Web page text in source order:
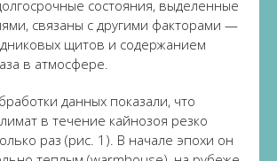
состояния, выделенные
связаны с другими факторами —
щитов и содержанием
в атмосфере.
данных показали, что
в течение кайнозоя резко
раз (рис. 1). В начале эпохи он